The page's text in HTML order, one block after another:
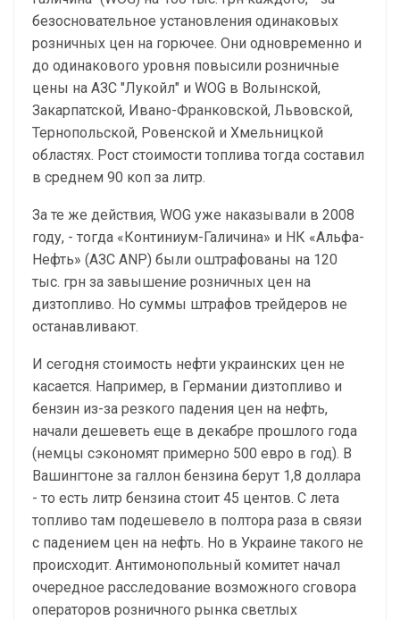
безосновательное установления одинаковых
розничных цен на горючее. Они одновременно и
до одинакового уровня повысили розничные
цены на АЗС "Лукойл" и WOG в Волынской,
Закарпатской, Ивано-Франковской, Львовской,
Тернопольской, Ровенской и Хмельницкой
областях. Рост стоимости топлива тогда составил
в среднем 90 коп за литр.
За те же действия, WOG уже наказывали в 2008
году, - тогда «Континиум-Галичина» и НК «Альфа-
Нефть» (АЗС ANP) были оштрафованы на 120
тыс. грн за завышение розничных цен на
дизтопливо. Но суммы штрафов трейдеров не
останавливают.
И сегодня стоимость нефти украинских цен не
касается. Например, в Германии дизтопливо и
бензин из-за резкого падения цен на нефть,
начали дешеветь еще в декабре прошлого года
(немцы сэкономят примерно 500 евро в год). В
Вашингтоне за галлон бензина берут 1,8 доллара
- то есть литр бензина стоит 45 центов. С лета
топливо там подешевело в полтора раза в связи
с падением цен на нефть. Но в Украине такого не
происходит. Антимонопольный комитет начал
очередное расследование возможного сговора
операторов розничного рынка светлых